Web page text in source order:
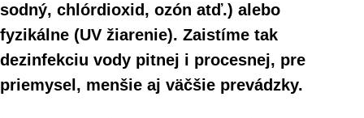
sodný, chlórdioxid, ozón atď.) alebo
fyzikálne (UV žiarenie). Zaistíme tak
dezinfekciu vody pitnej i procesnej, pre
priemysel, menšie aj väčšie prevádzky.